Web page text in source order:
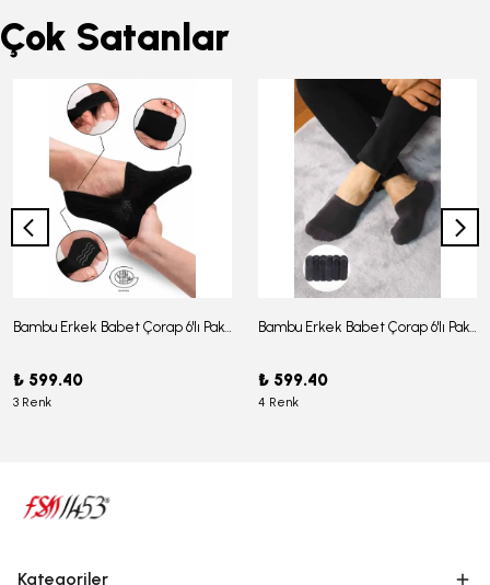
Çok Satanlar
Bambu Erkek Babet Çorap 6'lı Paket - J-03
₺ 599.40
3 Renk
Bambu Erkek Babet Çorap 6'lı Paket -J-08
₺ 599.40
4 Renk
Kategoriler